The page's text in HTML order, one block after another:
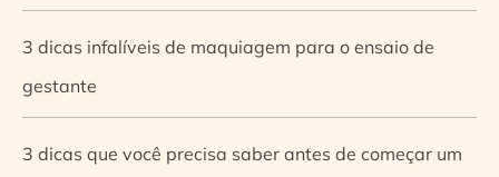
3 dicas infalíveis de maquiagem para o ensaio de
gestante
3 dicas que você precisa saber antes de começar um